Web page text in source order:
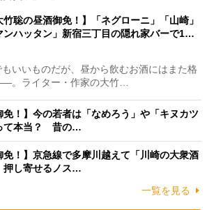
竹聡の昼酒御免！】「ネグローニ」「山崎」
ンハッタン」新宿三丁目の隠れ家バーで1…
いいものだが、昼から飲むお酒にはまた格
。ライター・作家の大竹…
免！】今の若者は「なめろう」や「キヌカツ
て本当？ 昔の…
免！】京急線で多摩川越えて「川崎の大衆酒
し寄せるノス…
一覧を見る